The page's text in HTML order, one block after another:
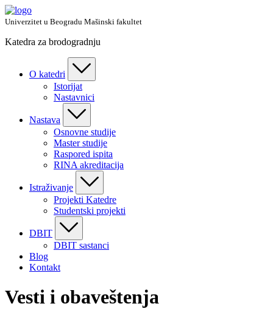
Skip
to
Univerzitet u Beogradu Mašinski fakultet
Katedra za brodogradnju
O katedri
Istorijat
Nastavnici
Nastava
Osnovne studije
Master studije
Raspored ispita
RINA akreditacija
Istraživanje
Projekti Katedre
Studentski projekti
DBIT
DBIT sastanci
Blog
Kontakt
Vesti i obaveštenja